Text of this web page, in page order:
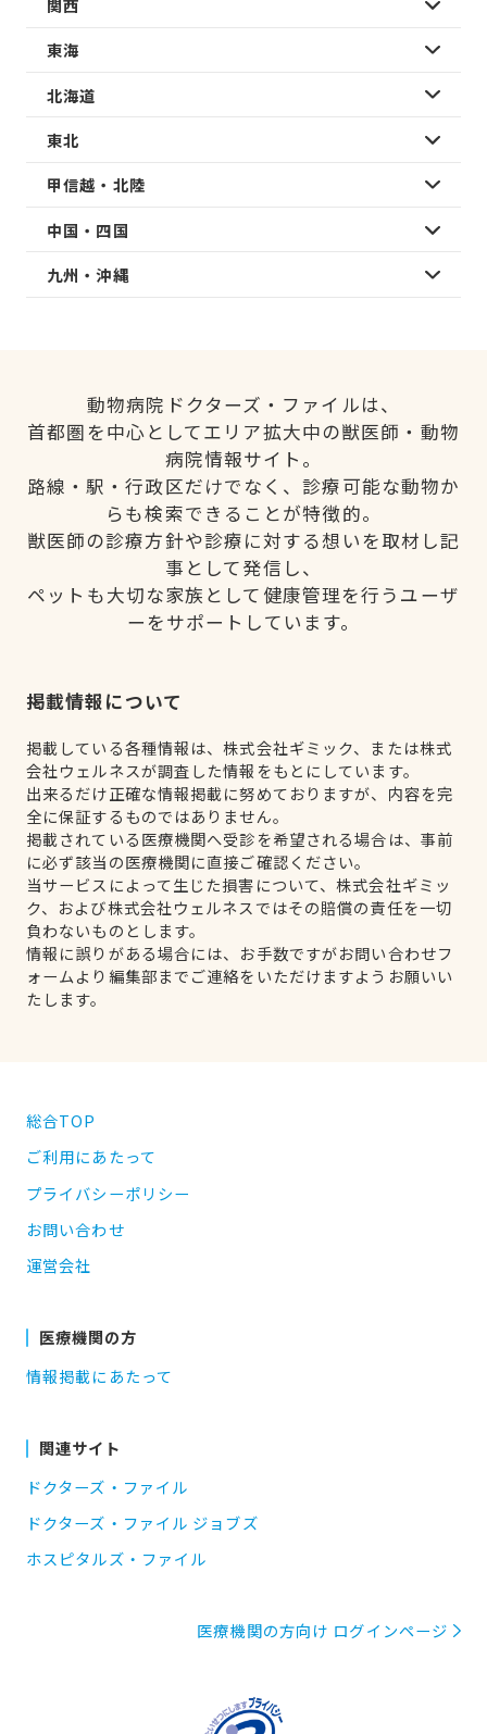
関西
東海
北海道
東北
甲信越・北陸
中国・四国
九州・沖縄
動物病院ドクターズ・ファイルは、
首都圏を中心としてエリア拡大中の獣医師・動物
病院情報サイト。
路線・駅・行政区だけでなく、診療可能な動物か
らも検索できることが特徴的。
獣医師の診療方針や診療に対する想いを取材し記
事として発信し、
ペットも大切な家族として健康管理を行うユーザ
ーをサポートしています。
掲載情報について
掲載している各種情報は、株式会社ギミック、または株式
会社ウェルネスが調査した情報をもとにしています。
出来るだけ正確な情報掲載に努めておりますが、内容を完
全に保証するものではありません。
掲載されている医療機関へ受診を希望される場合は、事前
に必ず該当の医療機関に直接ご確認ください。
当サービスによって生じた損害について、株式会社ギミッ
ク、および株式会社ウェルネスではその賠償の責任を一切
負わないものとします。
情報に誤りがある場合には、お手数ですがお問い合わせフ
ォームより編集部までご連絡をいただけますようお願いい
たします。
総合TOP
ご利用にあたって
プライバシーポリシー
お問い合わせ
運営会社
医療機関の方
情報掲載にあたって
関連サイト
ドクターズ・ファイル
ドクターズ・ファイル ジョブズ
ホスピタルズ・ファイル
医療機関の方向け ログインページ